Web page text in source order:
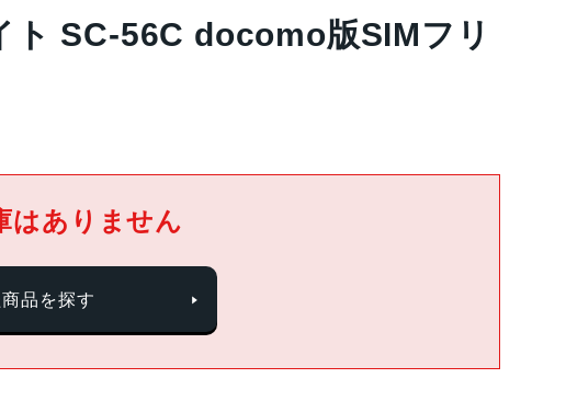
SC-56C docomo版SIMフリ
はありません
品を探す